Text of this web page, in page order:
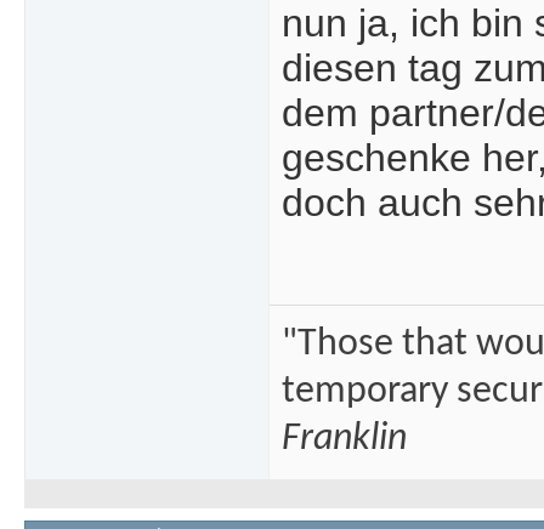
nun ja, ich bin
diesen tag
dem partner/
geschenke
doch auch
"Those that
temporary
Franklin